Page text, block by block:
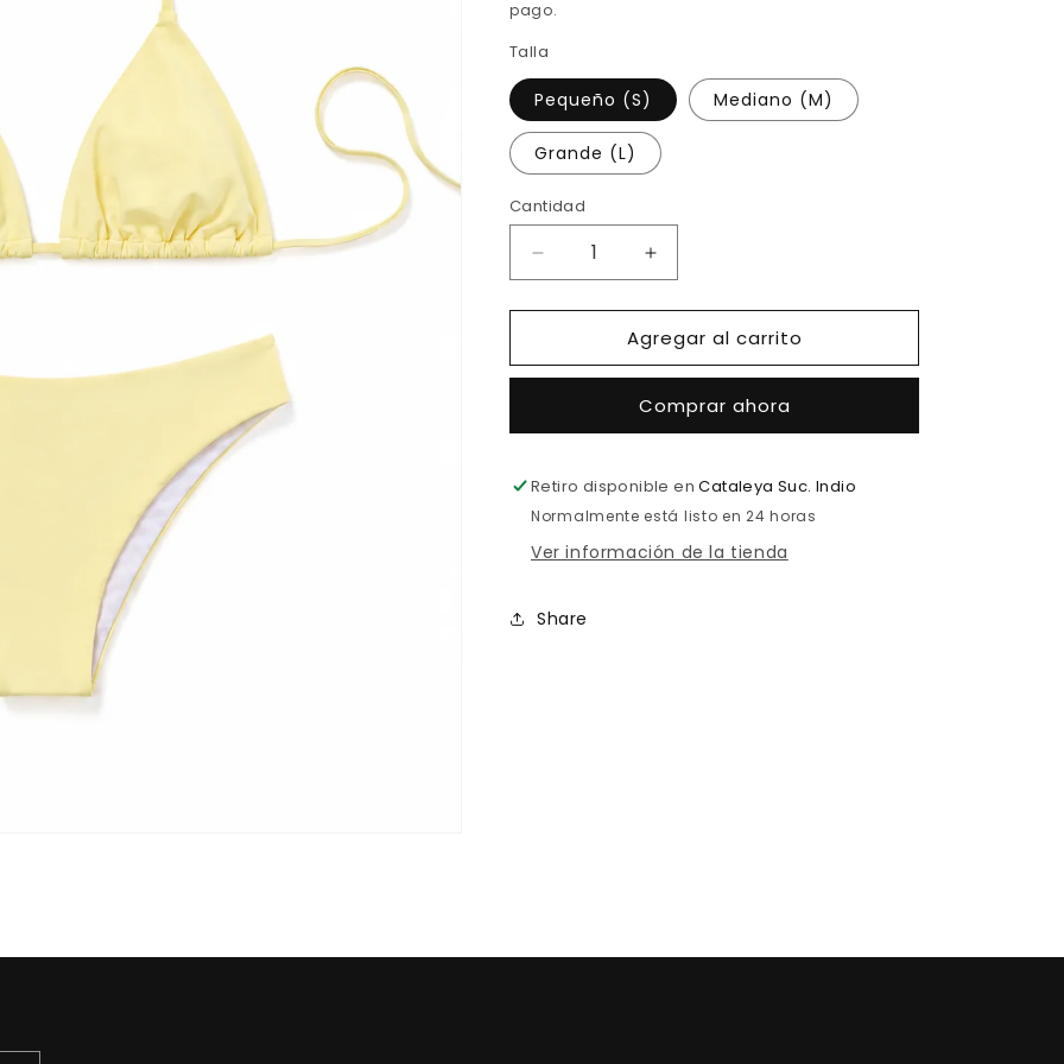
pago.
Talla
Pequeño (S) Mediano (M)
Grande (L)
Cantidad
Reducir
cantidad
para
amarillo
Aumentar
cantidad
para
Bikini
amarillo
Agregar al carrito
Comprar ahora
Retiro disponible enCataleya Suc. Indio
Normalmente está listo en 24 horas
Ver información de la tienda
Share